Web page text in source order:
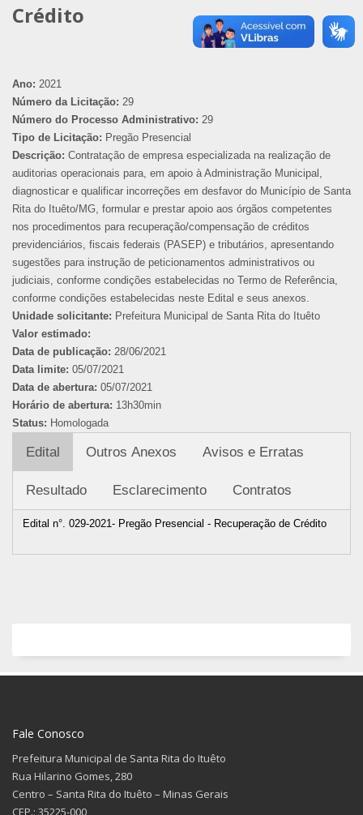
Crédito
Ano: 2021
Número da Licitação: 29
Número do Processo Administrativo: 29
Tipo de Licitação: Pregão Presencial
Descrição: Contratação de empresa especializada na realização de
auditorias operacionais para, em apoio à Administração Municipal,
diagnosticar e qualificar incorreções em desfavor do Município de Santa
Rita do Ituêto/MG, formular e prestar apoio aos órgãos competentes
nos procedimentos para recuperação/compensação de créditos
previdenciários, fiscais federais (PASEP) e tributários, apresentando
sugestões para instrução de peticionamentos administrativos ou
judiciais, conforme condições estabelecidas no Termo de Referência,
conforme condições estabelecidas neste Edital e seus anexos.
Unidade solicitante: Prefeitura Municipal de Santa Rita do Ituêto
Valor estimado:
Data de publicação: 28/06/2021
Data limite: 05/07/2021
Data de abertura: 05/07/2021
Horário de abertura: 13h30min
Status: Homologada
Edital Outros Anexos Avisos e Erratas
Resultado Esclarecimento Contratos
Edital n°. 029-2021- Pregão Presencial - Recuperação de Crédito
Fale Conosco
Prefeitura Municipal de Santa Rita do Ituêto
Rua Hilarino Gomes, 280
Centro – Santa Rita do Ituêto – Minas Gerais
CEP.: 35225-000